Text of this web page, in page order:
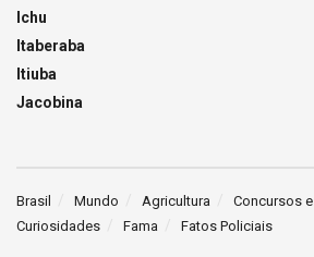
Ichu
Itaberaba
Itiuba
Jacobina
Brasil Mundo Agricultura
Concursos
Curiosidades
Fama Fatos Policiais